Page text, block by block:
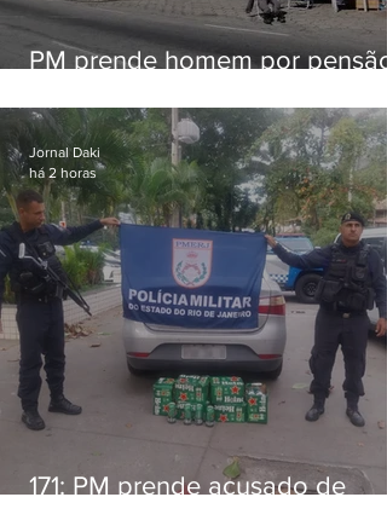
PM prende homem por pensão
171: PM prende acusado de
Jornal Daki
há 2 horas